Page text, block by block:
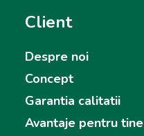
Client
Despre noi
Concept
Garantia calitatii
Avantaje pentru tine